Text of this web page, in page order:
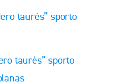
taurės” sporto
taurės” sporto